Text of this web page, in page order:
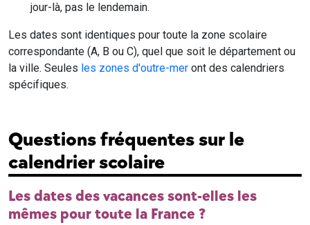
jour-là, pas le lendemain.
Les dates sont identiques pour toute la zone scolaire
correspondante (A, B ou C), quel que soit le département ou
la ville. Seules les zones d'outre-mer ont des calendriers
spécifiques.
Questions fréquentes sur le
calendrier scolaire
Les dates des vacances sont-elles les
mêmes pour toute la France ?